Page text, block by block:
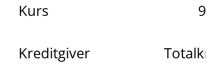
Kurs
Kreditgiver